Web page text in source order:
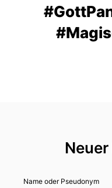
Name oder Pseudonym